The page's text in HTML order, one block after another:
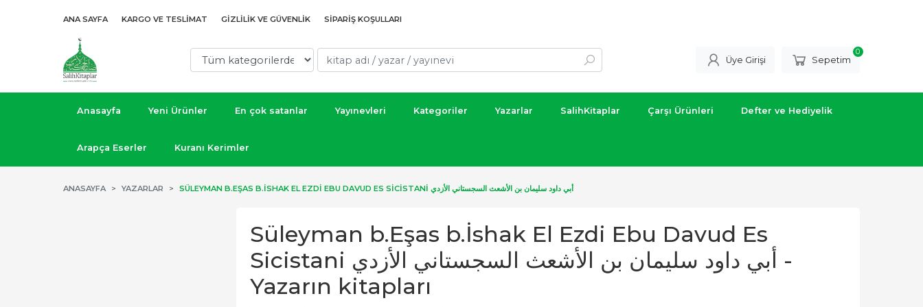
ANA SAYFA KARGO VE TESLIMAT GIZLILIK VE GÜVENLIK SIPARIŞ KOŞULLARI
Üye Girişi Sepetim
0
Anasayfa Yeni Ürünler En çok satanlar Yayınevleri Kategoriler Yazarlar SalihKitaplar Çarşı Ürünleri Defter ve Hediyelik
Arapça Eserler Kuranı Kerimler
ANASAYFA YAZARLAR SÜLEYMAN B.EŞAS B.İSHAK EL EZDI EBU DAVUD ES SICISTANI أبي داود سليمان بن الأشعث السجستاني الأزدي
Süleyman b.Eşas b.İshak El Ezdi Ebu Davud Es
Sicistani أبي داود سليمان بن الأشعث السجستاني الأزدي -
Yazarın kitapları